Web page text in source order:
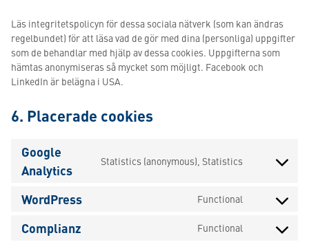
Läs integritetspolicyn för dessa sociala nätverk (som kan ändras
regelbundet) för att läsa vad de gör med dina (personliga) uppgifter
som de behandlar med hjälp av dessa cookies. Uppgifterna som
hämtas anonymiseras så mycket som möjligt. Facebook och
LinkedIn är belägna i USA.
6. Placerade cookies
Google
Analytics
Statistics (anonymous), Statistics
Consent
service
analytics
WordPress Functional
Consent
service
Complianz Functional
Consent